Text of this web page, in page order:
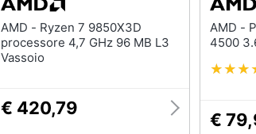
AMD - Ryzen 7 9850X3D
processore 4,7 GHz 96 MB L3
Vassoio
€ 420,79
AMD - Processore Ryzen 5-
€